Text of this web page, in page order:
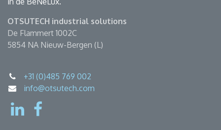
OTSUTECH industrial solutions
De Flammert 1002C
5854 NA Nieuw-Bergen (L)
+31 (0)485 769 002
info@otsutech.com